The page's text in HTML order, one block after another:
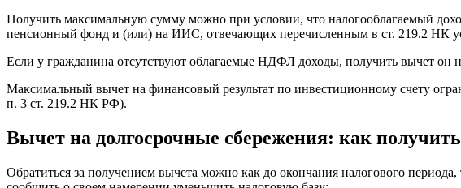
Получить максимальную сумму можно при условии, что налогооблагаемый
пенсионный фонд и (или) на ИИС, отвечающих перечисленным в ст. 219.2 НК
Если у гражданина отсутствуют облагаемые НДФЛ доходы, получить вычет он
Максимальный вычет на финансовый результат по инвестиционному счету
п. 3 ст. 219.2 НК РФ).
Вычет на долгосрочные сбережения: как получить
Обратиться за получением вычета можно как до окончания налогового